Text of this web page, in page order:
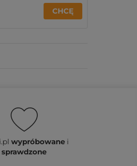
CHCĘ
wypróbowane i
sprawdzone